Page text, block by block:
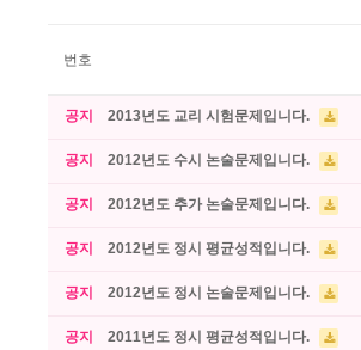
번호
공지 2013년도 교리 시험문제입니다.
공지 2012년도 수시 논술문제입니다.
공지 2012년도 추가 논술문제입니다.
공지 2012년도 정시 평균성적입니다.
공지 2012년도 정시 논술문제입니다.
공지 2011년도 정시 평균성적입니다.